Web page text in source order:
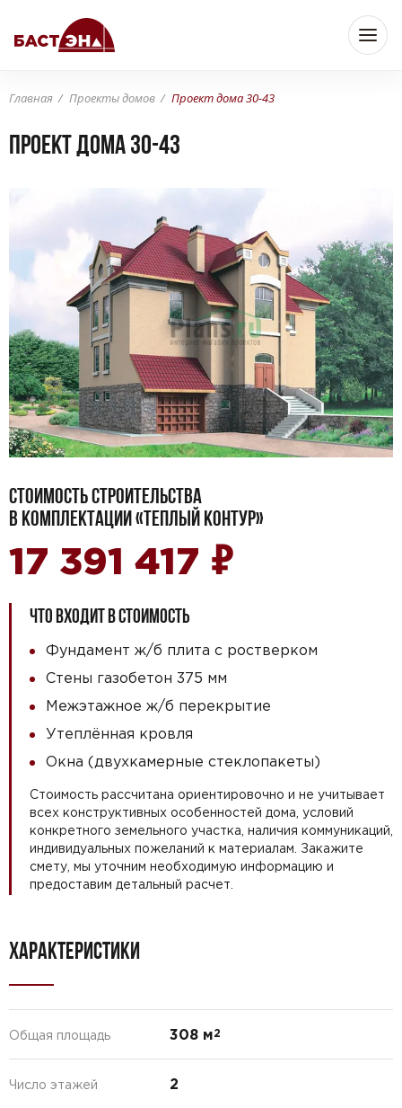
Главная Проекты домов Проект дома 30-43
Проект дома 30-43
СТОИМОСТЬ СТРОИТЕЛЬСТВА
В КОМПЛЕКТАЦИИ «ТЕПЛЫЙ КОНТУР»
17 391 417 ₽
ЧТО ВХОДИТ В СТОИМОСТЬ
Фундамент ж/б плита с ростверком
Стены газобетон 375 мм
Межэтажное ж/б перекрытие
Утеплённая кровля
Окна (двухкамерные стеклопакеты)
Стоимость рассчитана ориентировочно и не учитывает
всех конструктивных особенностей дома, условий
конкретного земельного участка, наличия коммуникаций,
индивидуальных пожеланий к материалам. Закажите
смету, мы уточним необходимую информацию и
предоставим детальный расчет.
ХАРАКТЕРИСТИКИ
Общая площадь 308 м2
Число этажей 2